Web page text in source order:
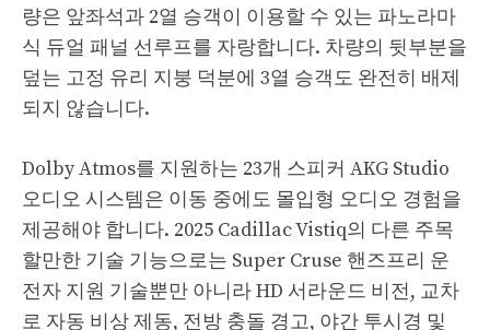
량은 앞좌석과 2열 승객이 이용할 수 있는 파노라마
식 듀얼 패널 선루프를 자랑합니다. 차량의 뒷부분을
덮는 고정 유리 지붕 덕분에 3열 승객도 완전히 배제
되지 않습니다.
Dolby Atmos를 지원하는 23개 스피커 AKG Studio
오디오 시스템은 이동 중에도 몰입형 오디오 경험을
제공해야 합니다. 2025 Cadillac Vistiq의 다른 주목
할만한 기술 기능으로는 Super Cruse 핸즈프리 운
전자 지원 기술뿐만 아니라 HD 서라운드 비전, 교차
로 자동 비상 제동, 전방 충돌 경고, 야간 투시경 및